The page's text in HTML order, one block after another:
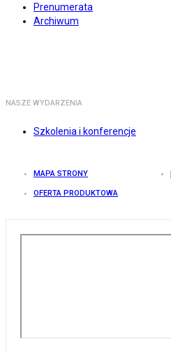
Prenumerata
Archiwum
NASZE WYDARZENIA
Szkolenia i konferencje
MAPA STRONY
OFERTA PRODUKTOWA